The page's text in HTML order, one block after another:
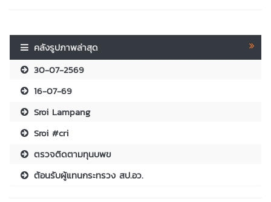
คลังรูปภาพล่าสุด
30-07-2569
16-07-69
Sroi Lampang
Sroi #cri
ตรวจติดตามทุนบพข
ต้อนรับผู้แทนกระทรวง สป.อว.